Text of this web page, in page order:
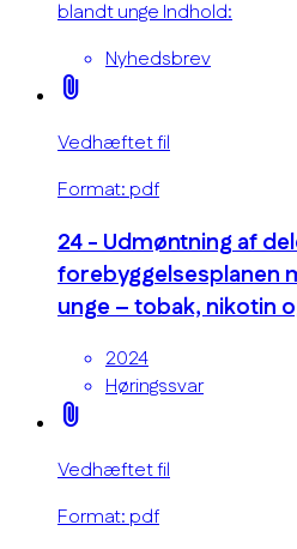
blandt unge Indhold:
Nyhedsbrev
attach_file
Vedhæftet fil
Format: pdf
24 - Udmøntning af
forebyggelsesplanen
unge – tobak, nikotin
2024
Høringssvar
attach_file
Vedhæftet fil
Format: pdf